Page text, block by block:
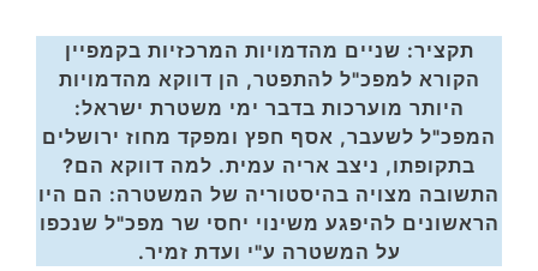
תקציר: שניים מהדמויות המרכזיות בקמפיין
הקורא למפכ"ל להתפטר, הן דווקא מהדמויות
היותר מוערכות בדבר ימי משטרת ישראל:
המפכ"ל לשעבר, אסף חפץ ומפקד מחוז ירושלים
בתקופתו, ניצב אריה עמית. למה דווקא הם?
התשובה מצויה בהיסטוריה של המשטרה: הם היו
הראשונים להיפגע משינוי יחסי שר מפכ"ל שנכפו
על המשטרה ע"י ועדת זמיר.